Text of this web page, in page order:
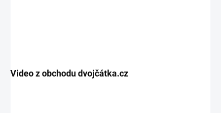
Video z obchodu dvojčátka.cz